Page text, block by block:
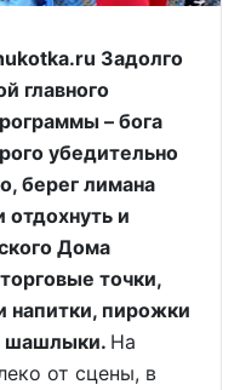
Задолго
главного
– бога
убедительно
берег лимана
и
Дома
точки,
напитки, пирожки
шашлыки. На
от сцены, в